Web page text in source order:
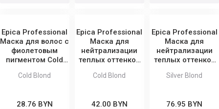
Epica Professional
Маска для волос с
фиолетовым
пигментом Cold
Cold Blond
28.76 BYN
Epica Professional
Маска для
нейтрализации
теплых оттенков
Cold Blond
42.00 BYN
Epica Professional
Маска для
нейтрализации
теплых оттенков
Silver Blond
76.95 BYN